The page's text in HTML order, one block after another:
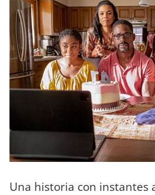
Una historia con instantes